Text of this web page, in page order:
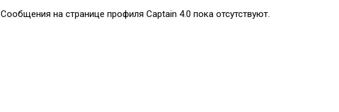
Сообщения на странице профиля Captain 4.0 пока отсутствуют.